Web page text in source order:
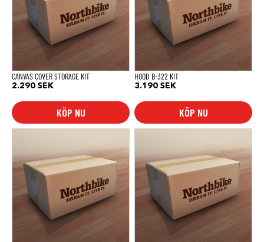
CANVAS COVER STORAGE KIT
2.290 SEK
KÖP NU
HOOD B-322 KIT
3.190 SEK
KÖP NU